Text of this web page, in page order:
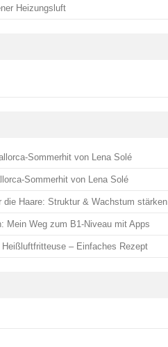
Heizungsluft
Sommerhit von Lena Solé
Sommerhit von Lena Solé
die Haare: Struktur & Wachstum stärken
Mein Weg zum B1-Niveau mit Apps
– Einfaches Rezept